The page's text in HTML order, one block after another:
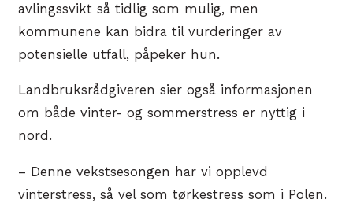
avlingssvikt så tidlig som mulig, men
kommunene kan bidra til vurderinger av
potensielle utfall, påpeker hun.
Landbruksrådgiveren sier også informasjonen
om både vinter- og sommerstress er nyttig i
nord.
– Denne vekstsesongen har vi opplevd
vinterstress, så vel som tørkestress som i Polen.